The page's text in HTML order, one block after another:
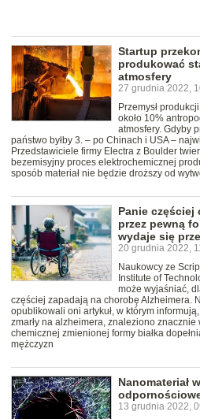
Startup
produkować
atmosfery
27 grudnia 2022,
Przemysł
około 10%
atmosfery. Gdyby
państwo byłby 3. – po Chinach i USA –
Przedstawiciele firmy Electra z Boulder
bezemisyjny proces elektrochemicznej
sposób materiał nie będzie droższy od
Panie częściej
przez pewną
wydaje się
20 grudnia 2022,
Naukowcy ze
Institute of
może wyjaśniać,
częściej zapadają na chorobę Alzheimera.
opublikowali oni artykuł, w którym
zmarły na alzheimera, znaleziono
chemicznej zmienionej formy białka
mężczyzn
Nanomateriał
13 grudnia 2022,